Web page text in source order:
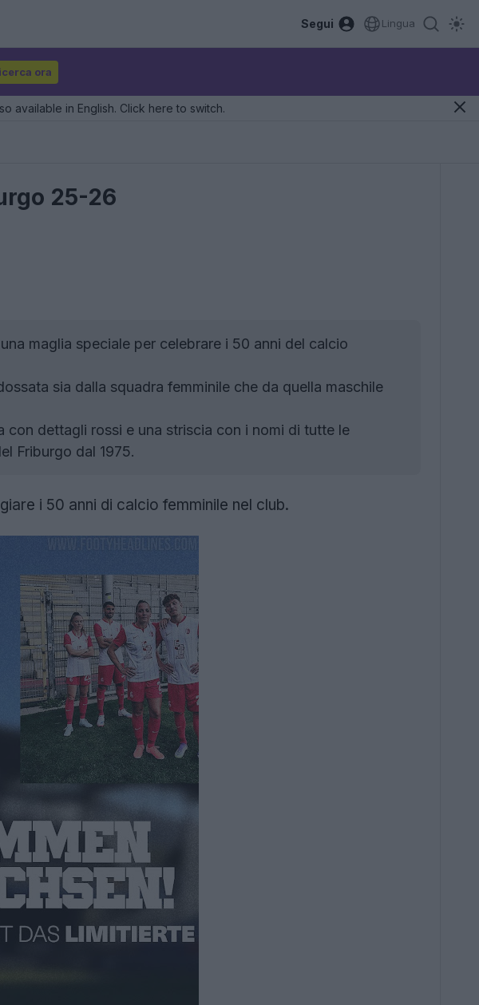
Segui Lingua
ora
available in English. Click here to switch.
25-26
maglia speciale per celebrare i 50 anni del calcio
sia dalla squadra femminile che da quella maschile
con dettagli rossi e una striscia con i nomi di tutte le
Friburgo dal 1975.
i 50 anni di calcio femminile nel club.